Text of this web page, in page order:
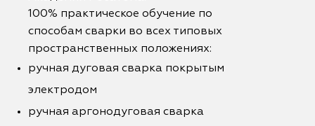
100% практическое обучение по
способам сварки во всех типовых
пространственных положениях:
ручная дуговая сварка покрытым
электродом
ручная аргонодуговая сварка